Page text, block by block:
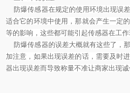
防爆传感器在规定的使用环境出现误
适合它的环境中使用，那就会产生一定
等的影响，这些都可能引起传感器在工作
防爆传感器的误差大概就有这些了，
加注意，如果出现误差的话，需要及时
器出现误差而导致称量不准让商家出现诚